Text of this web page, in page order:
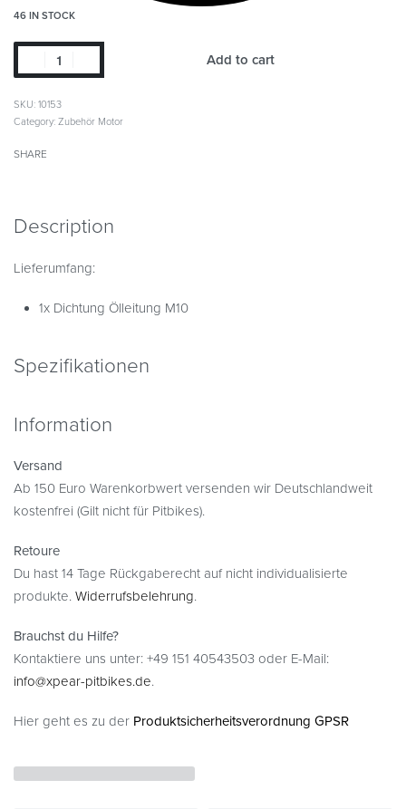
46 IN STOCK
Add to cart
SKU: 10153
Category: Zubehör Motor
SHARE
Description
Lieferumfang:
1x Dichtung Ölleitung M10
Spezifikationen
Information
Versand
Ab 150 Euro Warenkorbwert versenden wir Deutschlandweit
kostenfrei (Gilt nicht für Pitbikes).
Retoure
Du hast 14 Tage Rückgaberecht auf nicht individualisierte
produkte. Widerrufsbelehrung.
Brauchst du Hilfe?
Kontaktiere uns unter: +49 151 40543503 oder E-Mail:
info@xpear-pitbikes.de.
Hier geht es zu der Produktsicherheitsverordnung GPSR